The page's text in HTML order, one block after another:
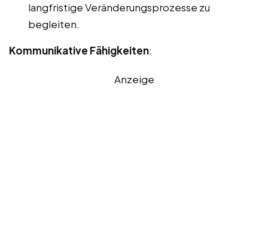
langfristige Veränderungsprozesse zu
begleiten.
Kommunikative Fähigkeiten:
Anzeige